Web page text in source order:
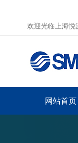
欢迎光临上海悦
网站首页